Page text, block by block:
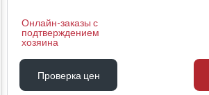
Онлайн-заказы с
подтверждением
хозяина
Проверка цен